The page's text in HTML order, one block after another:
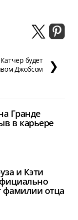
будет
Джобсом
❯
Гранде
в карьере
и Кэти
фамилии отца